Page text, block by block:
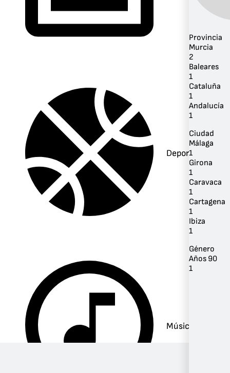
Deportes
Música
Provincia
Murcia
2
Baleares
1
Cataluña
1
Andalucía
1
Ciudad
Málaga
1
Girona
1
Caravaca
1
Cartagena
1
Ibiza
1
Género
Años 90
1